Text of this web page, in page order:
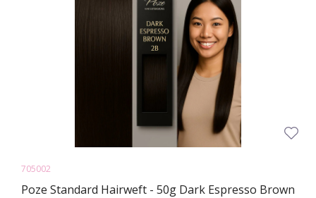
705002
Poze Standard Hairweft - 50g Dark Espresso Brown